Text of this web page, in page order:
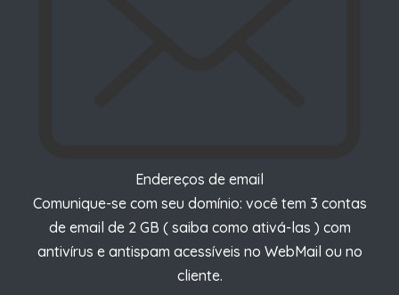
Endereços de email
Comunique-se com seu domínio: você tem 3 contas
de email de 2 GB ( saiba como ativá-las ) com
antivírus e antispam acessíveis no WebMail ou no
cliente.